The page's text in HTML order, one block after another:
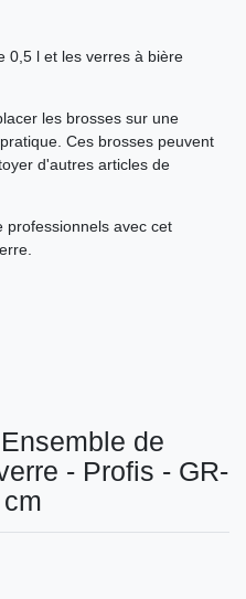
0,5 l et les verres à bière
les brosses sur une
Ces brosses peuvent
d'autres articles de
professionnels avec cet
de
- Profis - GR-